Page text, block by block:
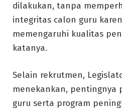
dilakukan, tanpa
integritas calon guru
memengaruhi kualitas
katanya.
Selain rekrutmen,
menekankan, pentingnya
guru serta program